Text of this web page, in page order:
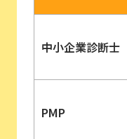
中小企業診断士
PMP